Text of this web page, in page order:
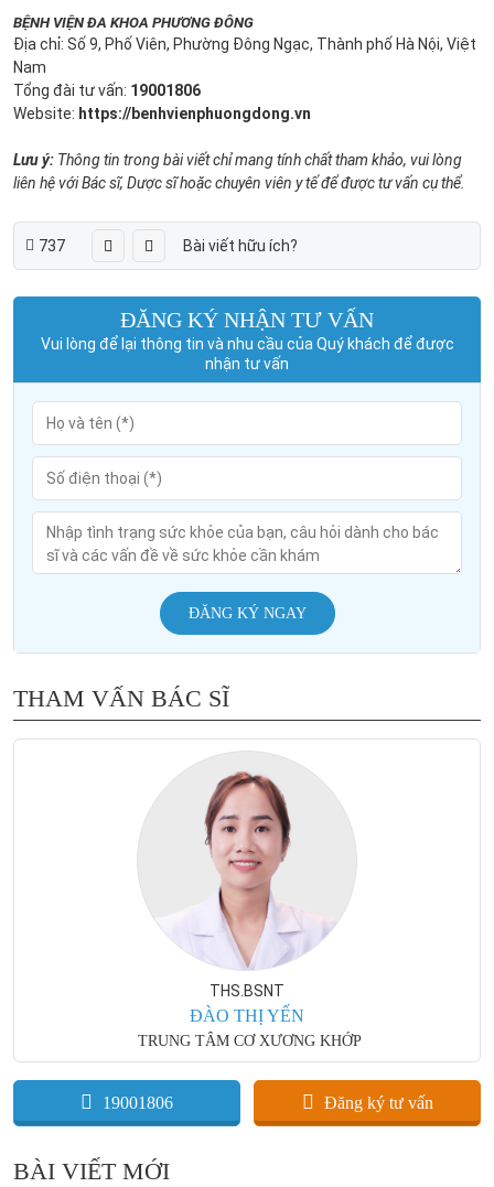
BỆNH VIỆN ĐA KHOA PHƯƠNG ĐÔNG
Địa chỉ: Số 9, Phố Viên, Phường Đông Ngạc, Thành phố Hà Nội, Việt
Nam
Tổng đài tư vấn: 19001806
Website: https://benhvienphuongdong.vn
Lưu ý: Thông tin trong bài viết chỉ mang tính chất tham khảo, vui lòng
liên hệ với Bác sĩ, Dược sĩ hoặc chuyên viên y tế để được tư vấn cụ thể.
737 Bài viết hữu ích?
ĐĂNG KÝ NHẬN TƯ VẤN
Vui lòng để lại thông tin và nhu cầu của Quý khách để được
nhận tư vấn
ĐĂNG KÝ NGAY
THAM VẤN BÁC SĨ
THS.BSNT
ĐÀO THỊ YẾN
TRUNG TÂM CƠ XƯƠNG KHỚP
19001806 Đăng ký tư vấn
BÀI VIẾT MỚI